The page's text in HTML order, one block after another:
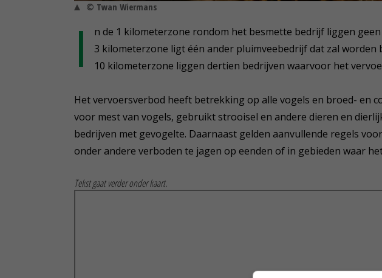
© Twan Wiermans
I
n de 1 kilometerzone rondom het besmette bedrijf liggen
3 kilometerzone ligt één ander pluimveebedrijf dat zal worden
10 kilometerzone liggen dertien bedrijven waarvoor het
Het vervoersverbod heeft betrekking op alle vogels en broed- en
voor mest van vogels, gebruikt strooisel en andere dieren en
bedrijven met gevogelte. Daarnaast gelden aanvullende regels
onder andere verboden te jagen op eenden of in gebieden waar
Tekst gaat verder onder kaart.